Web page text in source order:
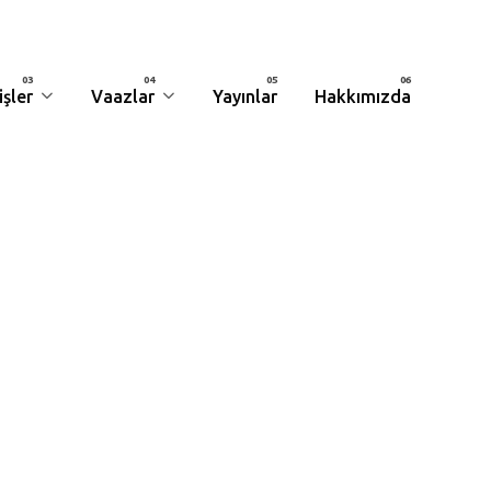
Vaazlar Yayınlar Hakkımızda